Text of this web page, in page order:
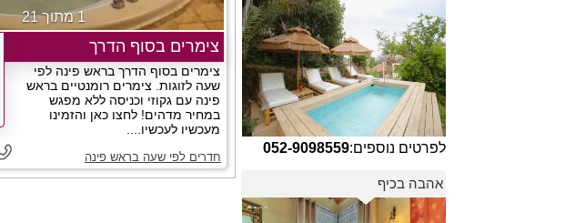
לפרטים נוספים:052-9098559
אהבה בכיף
1 מתוך 21
צימרים בסוף הדרך
צימרים בסוף הדרך בראש פינה לפי
שעה לזוגות. צימרים רומנטיים בראש
פינה עם גקוזי וכניסה ללא מפגש
במחיר מדהים! לחצו כאן והזמינו
מעכשיו לעכשיו....
חדרים לפי שעה בראש פינה